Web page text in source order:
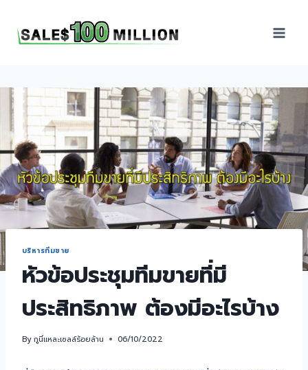
บริหารทีมขาย
หัวข้อประชุมทีมขายที่มี
ประสิทธิภาพ ต้องมีอะไรบ้าง
Byกูนี่แหละเซลล์ร้อยล้าน 06/10/2022